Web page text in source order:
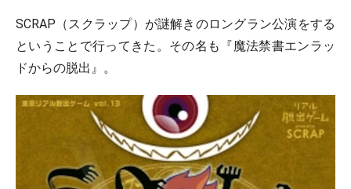
SCRAP（スクラップ）が謎解きのロングラン公演をする
ということで行ってきた。その名も『魔法禁書エンラッ
ドからの脱出』。